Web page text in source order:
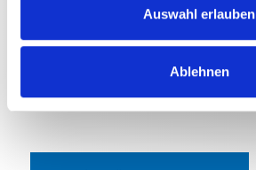
Auswahl erlauben
Ablehnen
Doppellanze mit Dreh-Handgriff